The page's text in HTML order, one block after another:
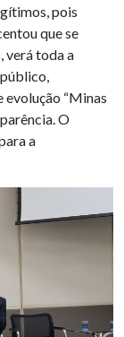
pois
que se
verá toda a
evolução “Minas
O
a